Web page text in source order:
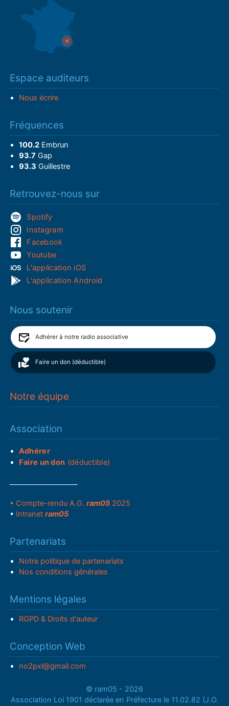
Espace auditeurs
Nous écrire
Fréquences
100.2Embrun
93.7 Gap
93.3 Guillestre
Retrouvez-nous sur
Spotify
Instagram
Facebook
Youtube
L'application iOS
L'application Android
Nous soutenir
Adhérer à notre radio associative
Faire un don (déductible)
Notre équipe
Association
Adhérer
Faire un don (déductible)
• Compte-rendu A.G.ram05 2025
• Intranetram05
Partenariats
Notre politique de partenariats
Nos conditions générales
Mentions légales
RGPD & Droits d'auteur
Conception Web
no2pxl@gmail.com
© ram05 - 2026
Association Loi 1901 déclarée en Préfecture le 11.02.82 (J.O.